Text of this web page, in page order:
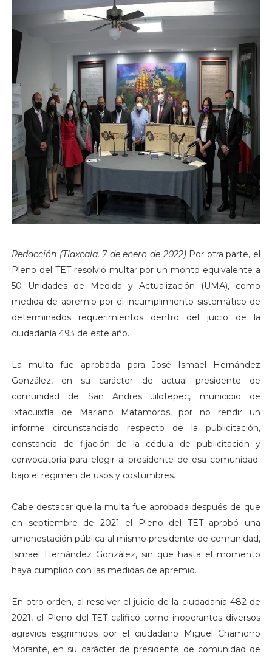
Redacción (Tlaxcala, 7 de enero de 2022) Por otra parte, el
Pleno del TET resolvió multar por un monto equivalente a
50 Unidades de Medida y Actualización (UMA), como
medida de apremio por el incumplimiento sistemático de
determinados requerimientos dentro del juicio de la
ciudadanía 493 de este año.
La multa fue aprobada para José Ismael Hernández
González, en su carácter de actual presidente de
comunidad de San Andrés Jilotepec, municipio de
Ixtacuixtla de Mariano Matamoros, por no rendir un
informe circunstanciado respecto de la publicitación,
constancia de fijación de la cédula de publicitación y
convocatoria para elegir al presidente de esa comunidad
bajo el régimen de usos y costumbres.
Cabe destacar que la multa fue aprobada después de que
en septiembre de 2021 el Pleno del TET aprobó una
amonestación pública al mismo presidente de comunidad,
Ismael Hernández González, sin que hasta el momento
haya cumplido con las medidas de apremio.
En otro orden, al resolver el juicio de la ciudadanía 482 de
2021, el Pleno del TET calificó como inoperantes diversos
agravios esgrimidos por el ciudadano Miguel Chamorro
Morante, en su carácter de presidente de comunidad de